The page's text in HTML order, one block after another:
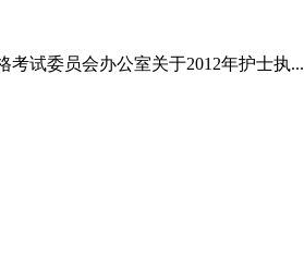
试委员会办公室关于2012年护士执...